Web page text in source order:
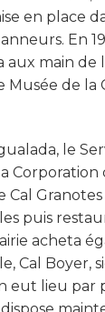
en place
En
aux main
de la
le
Corporation
Granotes
puis
acheta
Cal Boyer,
eut lieu par